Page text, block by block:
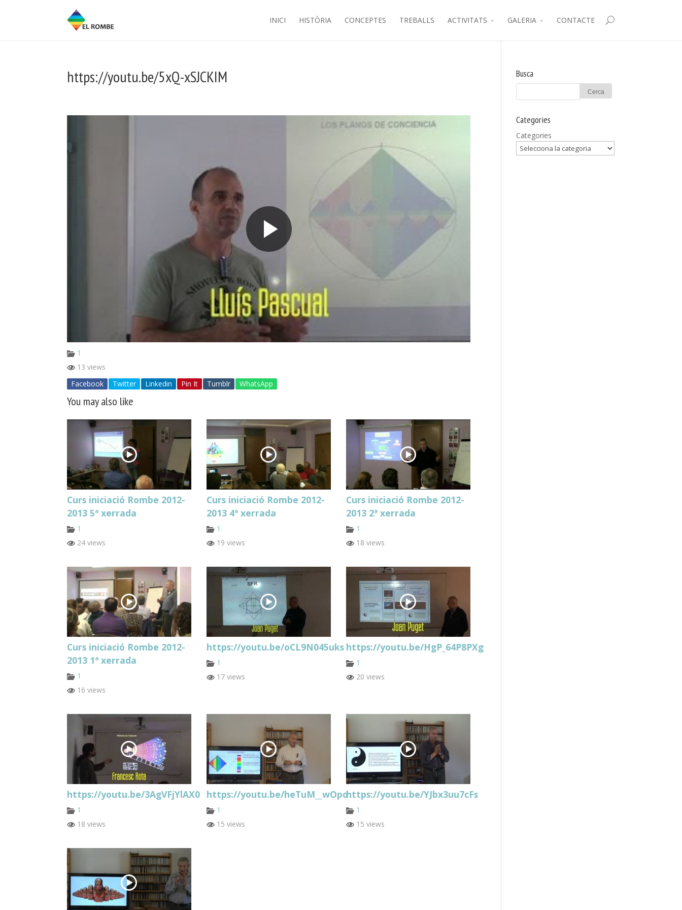
INICI HISTÒRIA CONCEPTES TREBALLS ACTIVITATS GALERIA CONTACTE
https://youtu.be/5xQ-xSJCKIM
1
13 views
Facebook
Twitter Linkedin Pin It Tumblr WhatsApp
You may also like
Curs iniciació Rombe 2012-
2013 5ª xerrada
1
24 views
Curs iniciació Rombe 2012-
2013 4ª xerrada
1
19 views
Curs iniciació Rombe 2012-
2013 2ª xerrada
1
18 views
Curs iniciació Rombe 2012-
2013 1ª xerrada
1
16 views
https://youtu.be/oCL9N045uks
1
17 views
https://youtu.be/HgP_64P8PXg
1
20 views
https://youtu.be/3AgVFjYlAX0
1
18 views
https://youtu.be/heTuM__wOpo
1
15 views
https://youtu.be/YJbx3uu7cFs
1
15 views
Busca
Categories
Categories